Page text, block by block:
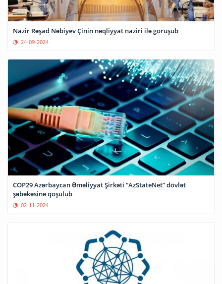
Nazir Rəşad Nəbiyev Çinin nəqliyyat naziri ilə görüşüb
24-09-2024
COP29 Azərbaycan Əməliyyat Şirkəti “AzStateNet” dövlət
şəbəkəsinə qoşulub
02-11-2024